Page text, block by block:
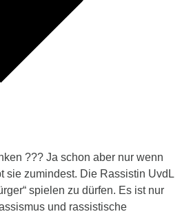
??? Ja schon aber nur wenn
sie zumindest. Die Rassistin UvdL
spielen zu dürfen. Es ist nur
und rassistische